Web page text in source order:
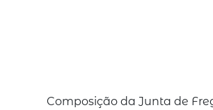
Composição da Junta de